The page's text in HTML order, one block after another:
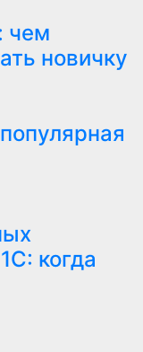
чем
новичку
когда